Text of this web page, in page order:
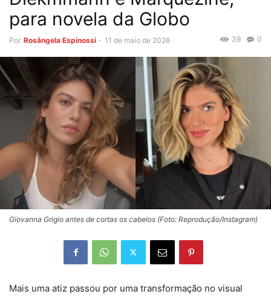
para novela da Globo
Por Rosângela Espinossi - 11 de maio de 2026 0
39
Giovanna Grigio antes de cortas os cabelos (Foto: Reprodução/Instagram)
Mais uma atiz passou por uma transformação no visual